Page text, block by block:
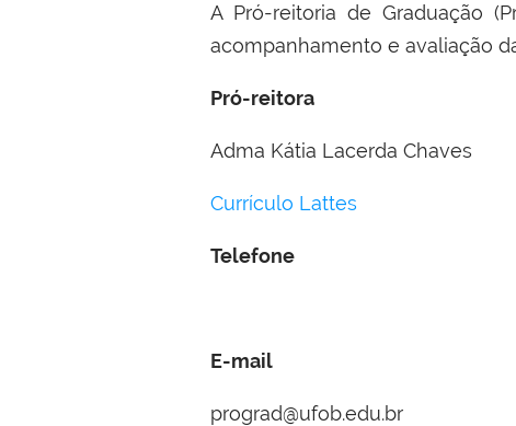
A Pró-reitoria de Graduação
acompanhamento e avaliação
Pró-reitora
Adma Kátia Lacerda Chaves
Currículo Lattes
Telefone
E-mail
prograd@ufob.edu.br